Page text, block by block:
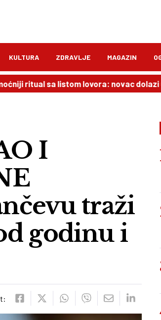
KULTURA ZDRAVLJE MAGAZIN
sa listom lovora: novac dolazi u roku od
I
traži
godinu i